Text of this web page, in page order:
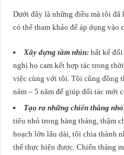
Dưới đây là những điều mà tôi đã
có thể tham khảo để áp dụng
Xây dựng tầm nhìn: bất kể
nghị họ cam kết hợp tác trong
việc cùng với tôi. Tôi cũng đồng
năm – 5 năm để giúp đối tác mới
Tạo ra những chiến thắng
tiêu nhỏ trong hàng tháng, thậm
hoạch lớn lâu dài, tôi chia thành
thể thực hiện được. Chiến tháng